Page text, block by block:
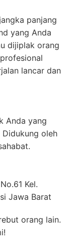
panjang
yang Anda
dijiplak orang
lancar dan
Anda yang
oleh
Kel.
Jawa Barat
orang lain.